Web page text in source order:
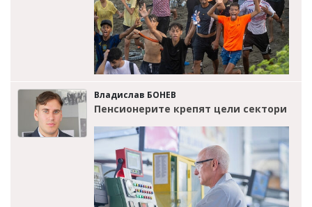
Владислав БОНЕВ
Пенсионерите крепят цели сектори